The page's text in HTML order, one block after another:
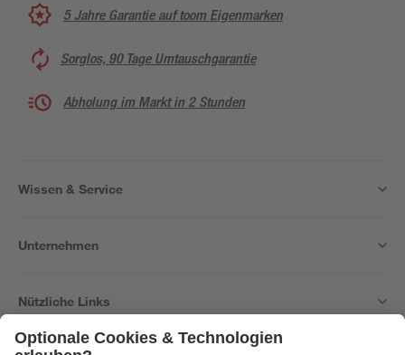
5 Jahre Garantie auf toom Eigenmarken
Sorglos, 90 Tage Umtauschgarantie
Abholung im Markt in 2 Stunden
Wissen & Service
Unternehmen
Nützliche Links